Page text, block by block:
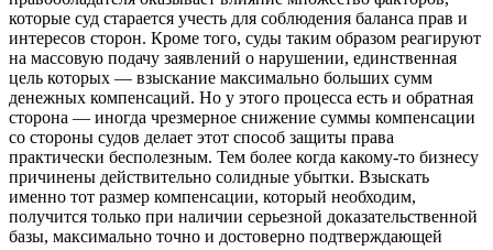
которые суд старается учесть для соблюдения баланса прав и
интересов сторон. Кроме того, суды таким образом реагируют
на массовую подачу заявлений о нарушении, единственная
цель которых — взыскание максимально больших сумм
денежных компенсаций. Но у этого процесса есть и обратная
сторона — иногда чрезмерное снижение суммы компенсации
со стороны судов делает этот способ защиты права
практически бесполезным. Тем более когда какому-то бизнесу
причинены действительно солидные убытки. Взыскать
именно тот размер компенсации, который необходим,
получится только при наличии серьезной доказательственной
базы, максимально точно и достоверно подтверждающей